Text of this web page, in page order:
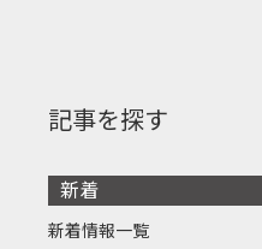
記事を探す
新着
新着情報一覧